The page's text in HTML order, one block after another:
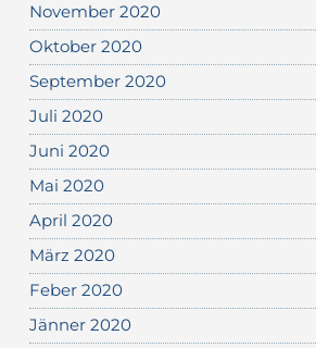
November 2020
Oktober 2020
September 2020
Juli 2020
Juni 2020
Mai 2020
April 2020
März 2020
Feber 2020
Jänner 2020